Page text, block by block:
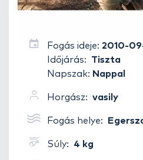
Fogás ideje: 2010-
Időjárás:
Tiszta
Napszak: Nappal
Horgász: vasily
Fogás helye:
Súly: 4 kg